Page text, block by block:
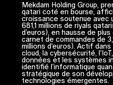
Mekdam Holding Group,
qatari coté en bourse,
croissance soutenue avec
681,1 millions de riyals
d’euros), en hausse de
carnet de commandes de
millions d’euros). Actif
cloud, la cybersécurité,
données et les systèmes
identifié l’informatique
stratégique de son
technologies émergentes.